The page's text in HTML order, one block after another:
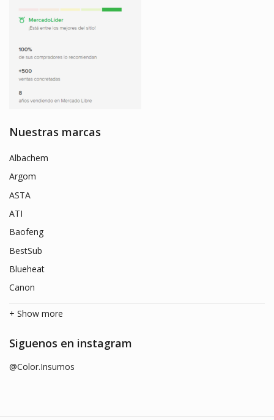
Nuestras marcas
Albachem
Argom
ASTA
ATI
Baofeng
BestSub
Blueheat
Canon
+ Show more
Siguenos en instagram
@Color.Insumos